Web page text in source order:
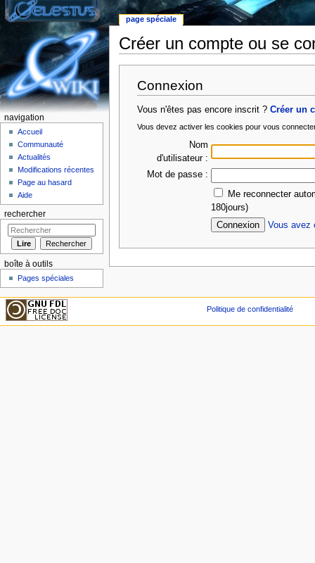
Créer un compte ou se
Connexion
Vous n'êtes pas encore inscrit ?Créer un
Vous devez activer les cookies pour vous
Nom
d'utilisateur :
Mot de passe :
Me reconnecter
180jours)
Vous avez
page spéciale
navigation
Accueil
Communauté
Actualités
Modifications récentes
Page au hasard
Aide
rechercher
boîte à outils
Pages spéciales
Politique de confidentialité